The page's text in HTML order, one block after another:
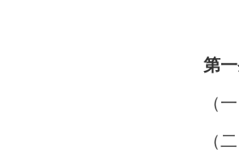
第
（
（